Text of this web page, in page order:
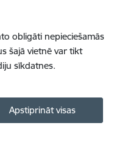
obligāti nepieciešamās
šajā vietnē var tikt
sīkdatnes.
Apstiprināt visas